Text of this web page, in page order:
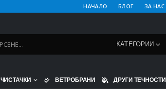
НАЧАЛО БЛОГ ЗА НАС
КАТЕГОРИИ
ЧИСТАЧКИ ВЕТРОБРАНИ ДРУГИ ТЕЧНОСТИ